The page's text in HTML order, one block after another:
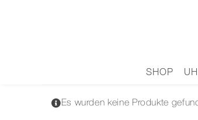
SHOP
Es wurden keine Produkte